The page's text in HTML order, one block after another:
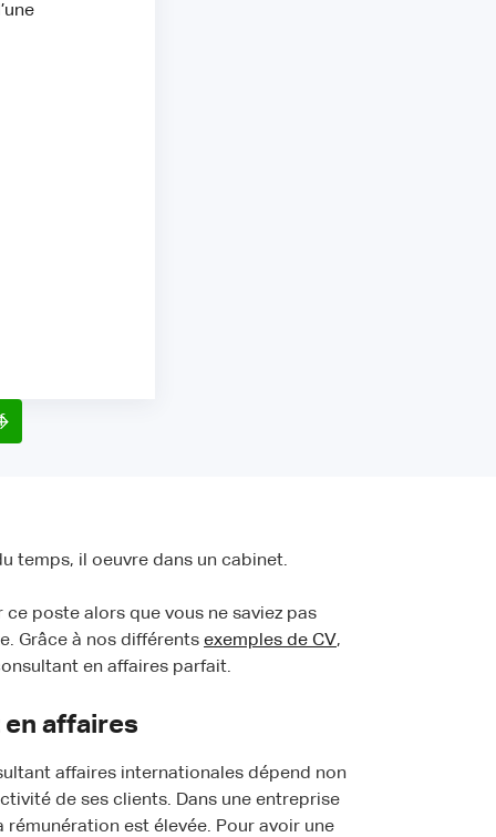
temps, il oeuvre dans un cabinet.
ce poste alors que vous ne saviez pas
Grâce à nos différents exemples de CV,
en affaires parfait.
affaires
affaires internationales dépend non
de ses clients. Dans une entreprise
est élevée. Pour avoir une